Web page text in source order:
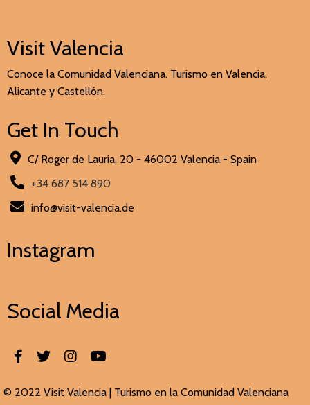
Visit Valencia
Conoce la Comunidad Valenciana. Turismo en Valencia,
Alicante y Castellón.
Get In Touch
C/ Roger de Lauria, 20 - 46002 Valencia - Spain
+34 687 514 890
info@visit-valencia.de
Instagram
Social Media
© 2022 Visit Valencia | Turismo en la Comunidad Valenciana